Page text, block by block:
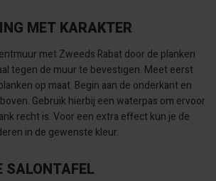
MET KARAKTER
met Zweeds Rabat door de planken
tegen de muur te bevestigen. Meet eerst
op maat. Begin aan de onderkant en
Gebruik hierbij een waterpas om ervoor
recht is. Voor een extra effect kun je de
in de gewenste kleur.
SALONTAFEL